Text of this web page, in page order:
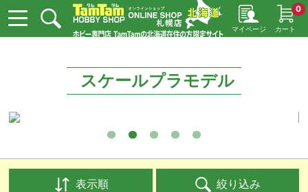
マイページ カート
0
スケールプラモデル
表示順 絞り込み